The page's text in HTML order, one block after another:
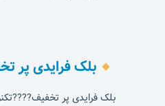
بلک فرایدی پر
بلک فرایدی پر